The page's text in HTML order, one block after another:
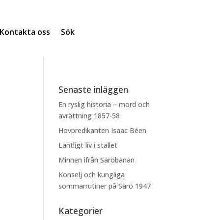
oss Sök
Senaste inläggen
En ryslig historia – mord och
avrättning 1857-58
Hovpredikanten Isaac Béen
Lantligt liv i stallet
Minnen ifrån Säröbanan
Konselj och kungliga
sommarrutiner på Särö 1947
Kategorier